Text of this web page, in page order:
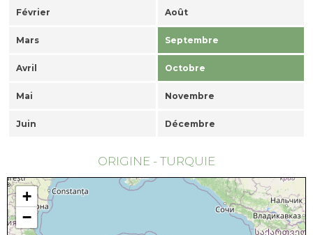
Février Août
Mars Septembre
Avril Octobre
Mai Novembre
Juin Décembre
ORIGINE - TURQUIE
+
−